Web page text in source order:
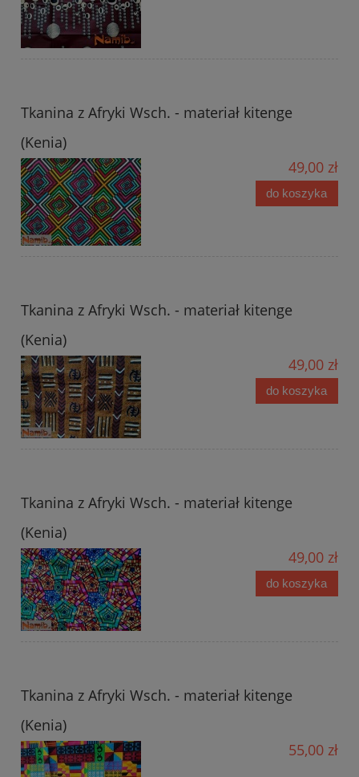
Tkanina z Afryki Wsch. - materiał kitenge
(Kenia)
49,00 zł
do koszyka
Tkanina z Afryki Wsch. - materiał kitenge
(Kenia)
49,00 zł
do koszyka
Tkanina z Afryki Wsch. - materiał kitenge
(Kenia)
49,00 zł
do koszyka
Tkanina z Afryki Wsch. - materiał kitenge
(Kenia)
55,00 zł